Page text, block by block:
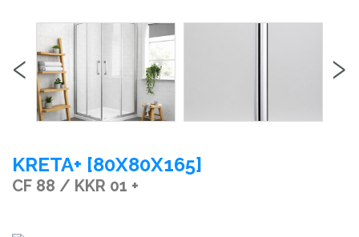
‹ ›
KRETA+ [80X80X165]
CF 88 / KKR 01 +